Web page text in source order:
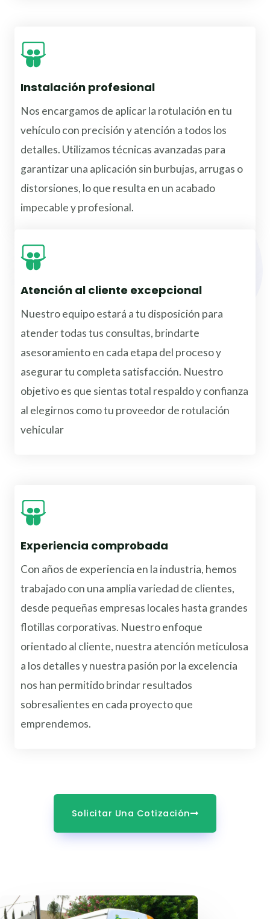
Instalación profesional
Nos encargamos de aplicar la rotulación en tu
vehículo con precisión y atención a todos los
detalles. Utilizamos técnicas avanzadas para
garantizar una aplicación sin burbujas, arrugas o
distorsiones, lo que resulta en un acabado
impecable y profesional.
Atención al cliente excepcional
Nuestro equipo estará a tu disposición para
atender todas tus consultas, brindarte
asesoramiento en cada etapa del proceso y
asegurar tu completa satisfacción. Nuestro
objetivo es que sientas total respaldo y confianza
al elegirnos como tu proveedor de rotulación
vehicular
Experiencia comprobada
Con años de experiencia en la industria, hemos
trabajado con una amplia variedad de clientes,
desde pequeñas empresas locales hasta grandes
flotillas corporativas. Nuestro enfoque
orientado al cliente, nuestra atención meticulosa
a los detalles y nuestra pasión por la excelencia
nos han permitido brindar resultados
sobresalientes en cada proyecto que
emprendemos.
Solicitar Una Cotización